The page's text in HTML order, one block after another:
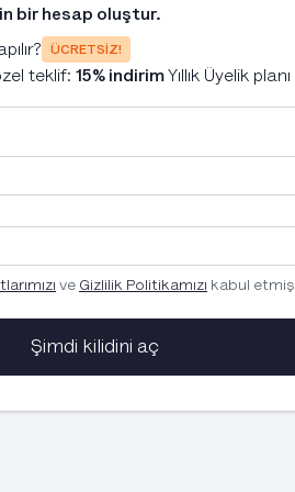
Ücretsiz!
teklif: 15% indirimYıllık Üyelik planı
ve Gizlilik Politikamızı kabul etmiş
Şimdi kilidini aç